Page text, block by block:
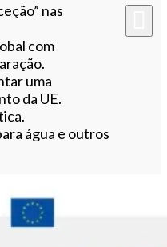
nas
com
uma
da UE.
água e outros